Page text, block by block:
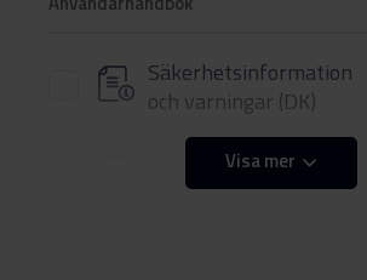
Säkerhetsinformation
och varningar (DK)
Säkerhetsinformation
och varningar (FI)
Visa mer